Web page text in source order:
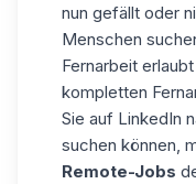
nun gefällt oder
Menschen
Fernarbeit
kompletten
Sie auf LinkedIn
suchen können,
Remote-Jobs